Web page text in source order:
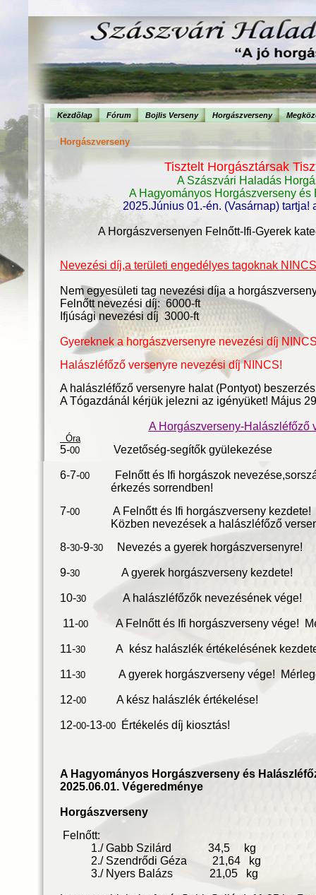
Kezdõlap Fórum Bojlis Verseny Horgászverseny
Horgászverseny
Tisztelt Horgásztársak
A Szászvári Haladás
A Hagyományos Horgászverseny és
2025.Június 01.-én. (Vasárnap) tartja!
A Horgászversenyen Felnőtt-Ifi-Gyerek
Nevezési díj,a területi engedélyes tagoknak
Nem egyesületi tag nevezési díja a
Felnőtt nevezési díj: 6000-ft
Ifjúsági nevezési díj 3000-ft
Gyereknek a horgászversenyre nevezési díj
Halászléfőző versenyre nevezési díj NINCS!
A halászléfőző versenyre halat (Pontyot)
A Tógazdánál kérjük jelezni az igényüket! Május
A Horgászverseny-Halászléfőző
Óra
5-00 Vezetőség-segítők gyülekezése
6-7-00 Felnőtt és Ifi horgászok
érkezés sorrendben!
7-00
A Felnőtt és Ifi horgászverseny kezdete!
Közben nevezések a halászléfőző
8-30-9-30 Nevezés a gyerek horgászversenyre!
9-30 A gyerek horgászverseny kezdete!
10-30 A halászléfőzők nevezésének vége!
11-00 A Felnőtt és Ifi horgászverseny vége!
11-30 A kész halászlék értékelésének
11-30 A gyerek horgászverseny vége!
12-00 A kész halászlék értékelése!
12-00-13-00 Értékelés díj kiosztás!
A Hagyományos Horgászverseny és
2025.06.01. Végeredménye
Horgászverseny
Felnőtt:
1./ Gabb Szilárd 34,5 kg
2./ Szendrődi Géza 21,64 kg
3./ Nyers Balázs 21,05 kg